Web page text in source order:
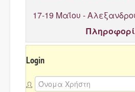
17-19 Μαΐου -
Login